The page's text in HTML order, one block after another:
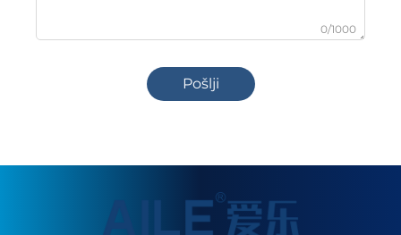
0/1000
Pošlji